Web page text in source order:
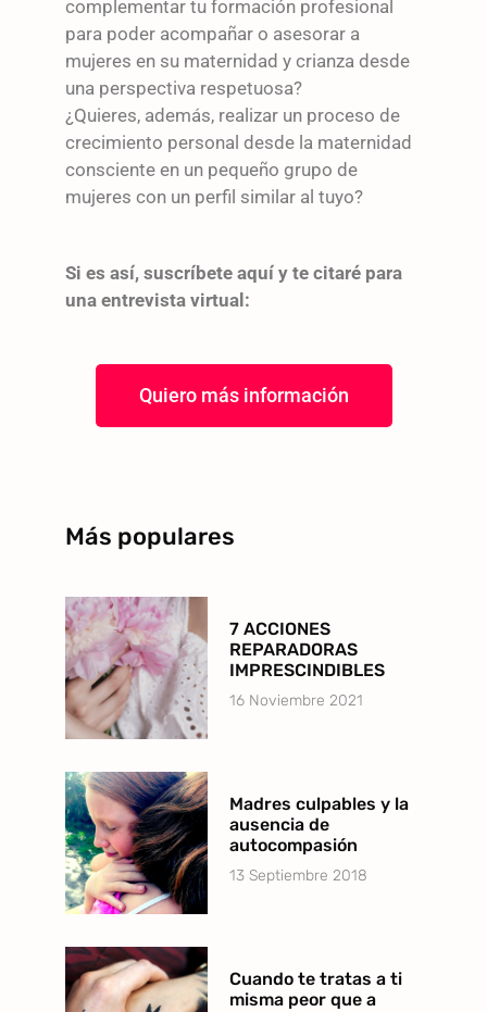
complementar tu formación profesional
para poder acompañar o asesorar a
mujeres en su maternidad y crianza desde
una perspectiva respetuosa?
¿Quieres, además, realizar un proceso de
crecimiento personal desde la maternidad
consciente en un pequeño grupo de
mujeres con un perfil similar al tuyo?
Si es así, suscríbete aquí y te citaré para
una entrevista virtual:
Quiero más información
Más populares
7 ACCIONES
REPARADORAS
IMPRESCINDIBLES
16 Noviembre 2021
Madres culpables y la
ausencia de
autocompasión
13 Septiembre 2018
Cuando te tratas a ti
misma peor que a